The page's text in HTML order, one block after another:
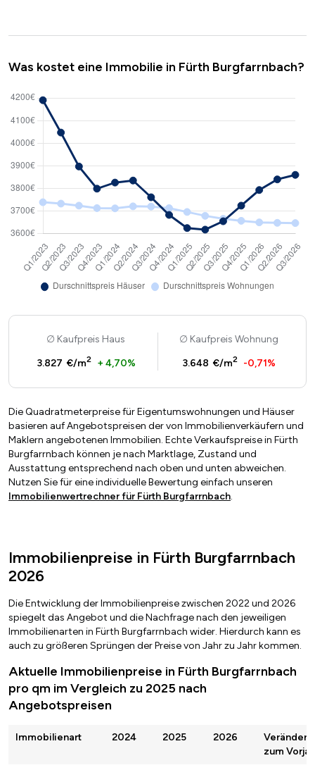
Was kostet eine Immobilie in Fürth Burgfarrnbach?
Kaufpreis Haus
3.827 €/m2 + 4,70%
Kaufpreis Wohnung
3.648 €/m2 -0,71%
Die Quadratmeterpreise für Eigentumswohnungen und Häuser
basieren auf Angebotspreisen der von Immobilienverkäufern und
Maklern angebotenen Immobilien. Echte Verkaufspreise in Fürth
Burgfarrnbach können je nach Marktlage, Zustand und
Ausstattung entsprechend nach oben und unten abweichen.
Nutzen Sie für eine individuelle Bewertung einfach unseren
Immobilienwertrechner für Fürth Burgfarrnbach.
Immobilienpreise in Fürth Burgfarrnbach
2026
Die Entwicklung der Immobilienpreise zwischen 2022 und 2026
spiegelt das Angebot und die Nachfrage nach den jeweiligen
Immobilienarten in Fürth Burgfarrnbach wider. Hierdurch kann es
auch zu größeren Sprüngen der Preise von Jahr zu Jahr kommen.
Aktuelle Immobilienpreise in Fürth Burgfarrnbach
pro qm im Vergleich zu 2025 nach
Angebotspreisen
Immobilienart 2024 2025 2026
zum